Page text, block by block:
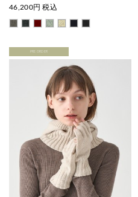
46,200円 税込
PRE ORDER